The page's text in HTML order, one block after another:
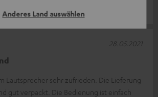
Anderes Land auswählen
Lautsprecher sehr zufrieden. Die Lieferung
gut verpackt. Die Bedienung ist einfach
28.05.2021